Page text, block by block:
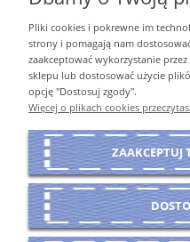
O
POKAŻ
Pliki cookies i pokrewne im
strony i pomagają nam
zaakceptować wykorzystanie
sklepu lub dostosować użycie
opcję "Dostosuj zgody".
Więcej o plikach cookies
ZAAKCEPTUJ